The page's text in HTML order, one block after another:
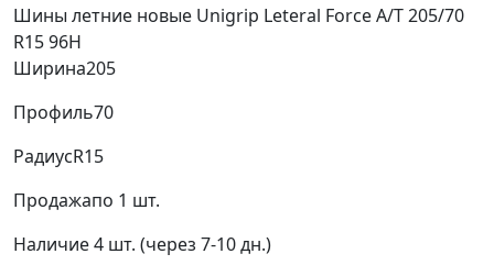
Шины летние новые Unigrip Leteral Force A/T 205/70
R15 96H
Ширина205
Профиль70
РадиусR15
Продажапо 1 шт.
Наличие4 шт. (через 7-10 дн.)